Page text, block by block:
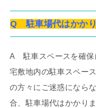
Q 駐車場代はかかり
A 駐車スペースを確保
宅敷地内の駐車スペー
の方々にご迷惑になら
合、駐車場代はかかりま